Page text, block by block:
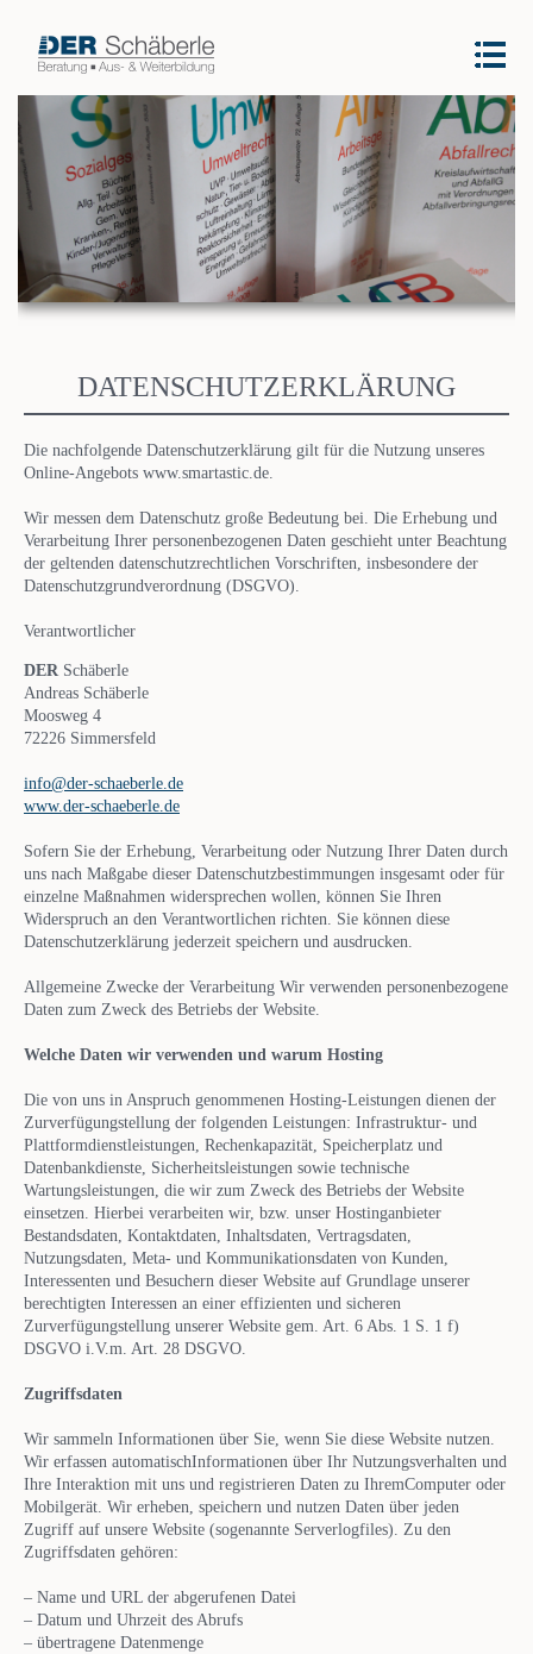
DATENSCHUTZERKLÄRUNG
Die nachfolgende Datenschutzerklärung gilt für die Nutzung unseres
Online-Angebots www.smartastic.de.
Wir messen dem Datenschutz große Bedeutung bei. Die Erhebung und
Verarbeitung Ihrer personenbezogenen Daten geschieht unter Beachtung
der geltenden datenschutzrechtlichen Vorschriften, insbesondere der
Datenschutzgrundverordnung (DSGVO).
Verantwortlicher
DER Schäberle
Andreas Schäberle
Moosweg 4
72226 Simmersfeld
info@der-schaeberle.de
www.der-schaeberle.de
Sofern Sie der Erhebung, Verarbeitung oder Nutzung Ihrer Daten durch
uns nach Maßgabe dieser Datenschutzbestimmungen insgesamt oder für
einzelne Maßnahmen widersprechen wollen, können Sie Ihren
Widerspruch an den Verantwortlichen richten. Sie können diese
Datenschutzerklärung jederzeit speichern und ausdrucken.
Allgemeine Zwecke der Verarbeitung Wir verwenden personenbezogene
Daten zum Zweck des Betriebs der Website.
Welche Daten wir verwenden und warum Hosting
Die von uns in Anspruch genommenen Hosting-Leistungen dienen der
Zurverfügungstellung der folgenden Leistungen: Infrastruktur- und
Plattformdienstleistungen, Rechenkapazität, Speicherplatz und
Datenbankdienste, Sicherheitsleistungen sowie technische
Wartungsleistungen, die wir zum Zweck des Betriebs der Website
einsetzen. Hierbei verarbeiten wir, bzw. unser Hostinganbieter
Bestandsdaten, Kontaktdaten, Inhaltsdaten, Vertragsdaten,
Nutzungsdaten, Meta- und Kommunikationsdaten von Kunden,
Interessenten und Besuchern dieser Website auf Grundlage unserer
berechtigten Interessen an einer effizienten und sicheren
Zurverfügungstellung unserer Website gem. Art. 6 Abs. 1 S. 1 f)
DSGVO i.V.m. Art. 28 DSGVO.
Zugriffsdaten
Wir sammeln Informationen über Sie, wenn Sie diese Website nutzen.
Wir erfassen automatischInformationen über Ihr Nutzungsverhalten und
Ihre Interaktion mit uns und registrieren Daten zu IhremComputer oder
Mobilgerät. Wir erheben, speichern und nutzen Daten über jeden
Zugriff auf unsere Website (sogenannte Serverlogfiles). Zu den
Zugriffsdaten gehören:
– Name und URL der abgerufenen Datei
– Datum und Uhrzeit des Abrufs
– übertragene Datenmenge